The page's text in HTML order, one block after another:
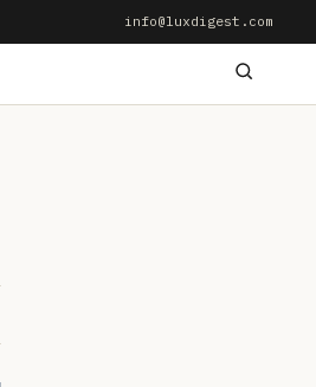
info@luxdigest.com